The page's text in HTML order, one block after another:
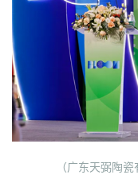
（广东天弼陶